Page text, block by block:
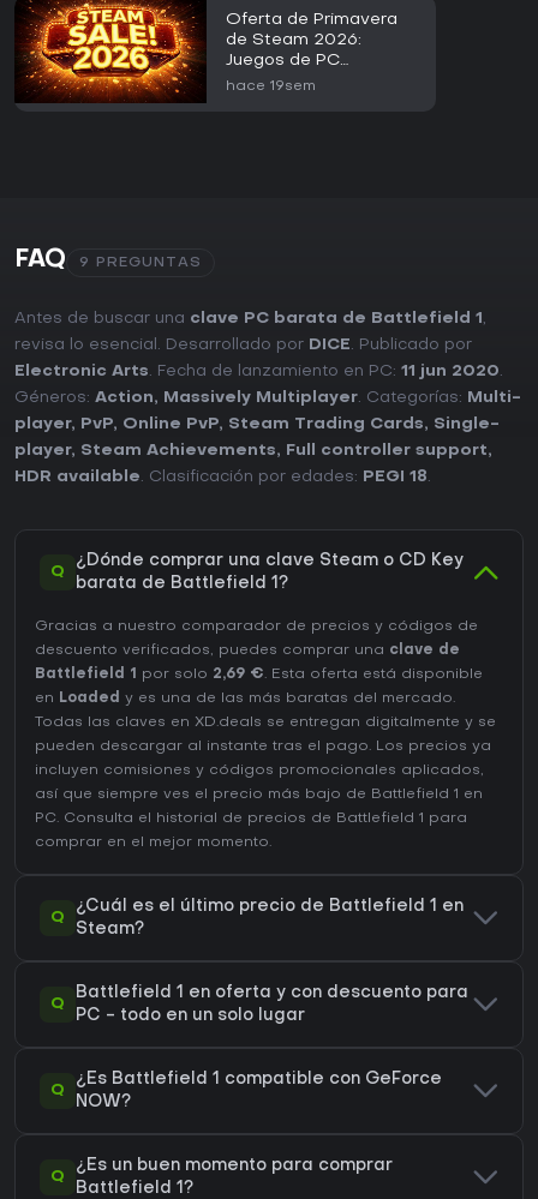
Oferta de Primavera
de Steam 2026:
Juegos de PC
Destacados por Menos
hace 19sem
FAQ 9 PREGUNTAS
Antes de buscar una clave PC barata de Battlefield 1 ,
revisa lo esencial. Desarrollado por DICE. Publicado por
Electronic Arts. Fecha de lanzamiento en PC: 11 jun 2020.
Géneros: Action, Massively Multiplayer. Categorías:
Multi-
player, PvP, Online PvP, Steam Trading Cards, Single-
player, Steam Achievements, Full controller support,
HDR available. Clasificación por edades: PEGI 18.
Q
¿Dónde comprar una clave Steam o CD Key
barata de Battlefield 1?
Gracias a nuestro comparador de precios y códigos de
descuento verificados, puedes comprar una clave de
Battlefield 1
por solo 2,69 €. Esta oferta está disponible
en Loaded y es una de las más baratas del mercado.
Todas las claves en XD.deals se entregan digitalmente y se
pueden descargar al instante tras el pago. Los precios ya
incluyen comisiones y códigos promocionales aplicados,
así que siempre ves el precio más bajo de Battlefield 1 en
PC. Consulta el historial de precios de Battlefield 1 para
comprar en el mejor momento.
Q
¿Cuál es el último precio de Battlefield 1 en
Steam?
Q
Battlefield 1 en oferta y con descuento para
PC - todo en un solo lugar
Q
¿Es Battlefield 1 compatible con GeForce
NOW?
Q
¿Es un buen momento para comprar
Battlefield 1?